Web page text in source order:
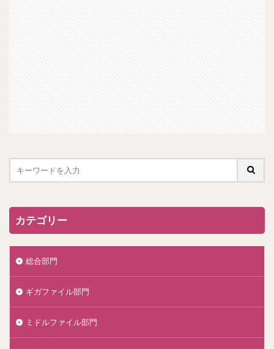
カテゴリー
総合部門
ギガファイル部門
ミドルファイル部門